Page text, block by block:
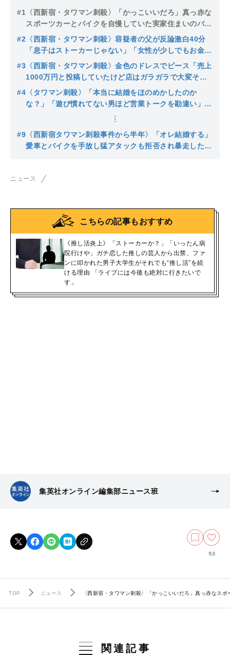
#1 〈西新宿・タワマン刺殺〉「かっこいいだろ」真っ赤な
スポーツカーとバイクを自慢していた実家住まいのバツ
イチ中年（51）がガールズバー元経営者を“張り込
み”してまで刺殺…「金を騙し取られた」と逆恨みか
#2 〈西新宿・タワマン刺殺〉容疑者の父が反論激白40分
「息子はストーカーじゃない」「女性が少しでもお金を
返してくれたら…」被害女性との出会いはK-POPアイ
ドルの“推し活”だった
#3 〈西新宿・タワマン刺殺〉金色のドレスでピース「売上
1000万円と投稿していたけど店はガラガラで大変そう
だった」銀座ナンバー１キャバ嬢から独立しママへ…被
害者女性が抱えた苦悩と逮捕されたストーカー男との関
#4 〈タワマン刺殺〉「本当に結婚をほのめかしたのか
な？」「遊び慣れてない男ほど営業トークを勘違い」カ
リスマキャバ嬢たちは事件をどうみるか？「大事なもの
#9 〈西新宿タワマン刺殺事件から半年〉「オレ結婚する」
愛車とバイクを手放し猛アタックも拒否され暴走したス
ニュース
こちらの記事もおすすめ
《推し活炎上》「ストーカーか？」「いったん病
院行けや」ガチ恋した推しの芸人から出禁、ファ
ンに叩かれた男子大学生がそれでも“推し活”を続
ける理由 「ライブには今後も絶対に行きたいで
す」
集英社オンライン編集部ニュース班
53
TOP ニュース 〈西新宿・タワマン刺殺〉「かっこいいだろ」真っ赤なス
関連記事